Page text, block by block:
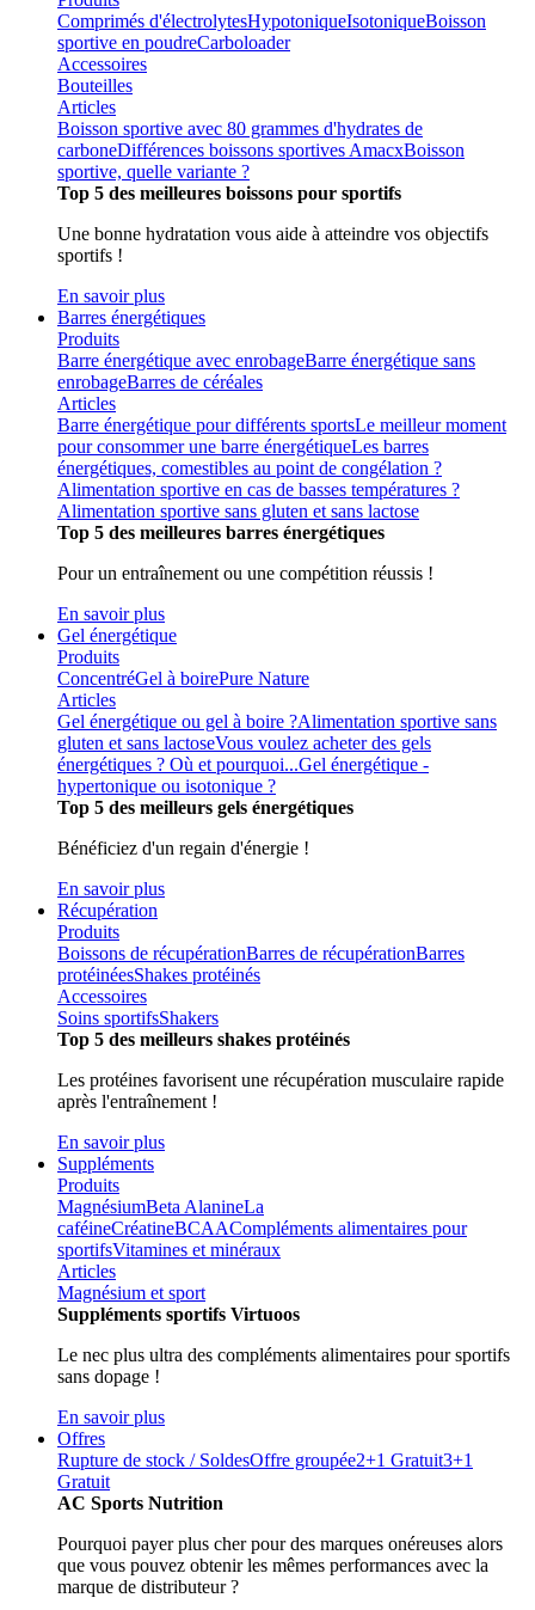
Comprimés d'électrolytesHypotoniqueIsotoniqueBoisson
sportive en poudreCarboloader
Accessoires
Bouteilles
Articles
Boisson sportive avec 80 grammes d'hydrates de
carboneDifférences boissons sportives AmacxBoisson
sportive, quelle variante ?
Top 5 des meilleures boissons pour sportifs
Une bonne hydratation vous aide à atteindre vos objectifs
sportifs !
En savoir plus
Barres énergétiques
Produits
Barre énergétique avec enrobageBarre énergétique sans
enrobageBarres de céréales
Articles
Barre énergétique pour différents sportsLe meilleur moment
pour consommer une barre énergétiqueLes barres
énergétiques, comestibles au point de congélation ?
Alimentation sportive en cas de basses températures ?
Alimentation sportive sans gluten et sans lactose
Top 5 des meilleures barres énergétiques
Pour un entraînement ou une compétition réussis !
En savoir plus
Gel énergétique
Produits
ConcentréGel à boirePure Nature
Articles
Gel énergétique ou gel à boire ?Alimentation sportive sans
gluten et sans lactoseVous voulez acheter des gels
énergétiques ? Où et pourquoi...Gel énergétique -
hypertonique ou isotonique ?
Top 5 des meilleurs gels énergétiques
Bénéficiez d'un regain d'énergie !
En savoir plus
Récupération
Produits
Boissons de récupérationBarres de récupérationBarres
protéinéesShakes protéinés
Accessoires
Soins sportifsShakers
Top 5 des meilleurs shakes protéinés
Les protéines favorisent une récupération musculaire rapide
après l'entraînement !
En savoir plus
Suppléments
Produits
MagnésiumBeta AlanineLa
caféineCréatineBCAACompléments alimentaires pour
sportifsVitamines et minéraux
Articles
Magnésium et sport
Suppléments sportifs Virtuoos
Le nec plus ultra des compléments alimentaires pour sportifs
sans dopage !
En savoir plus
Offres
Rupture de stock / SoldesOffre groupée2+1 Gratuit3+1
Gratuit
AC Sports Nutrition
Pourquoi payer plus cher pour des marques onéreuses alors
que vous pouvez obtenir les mêmes performances avec la
marque de distributeur ?